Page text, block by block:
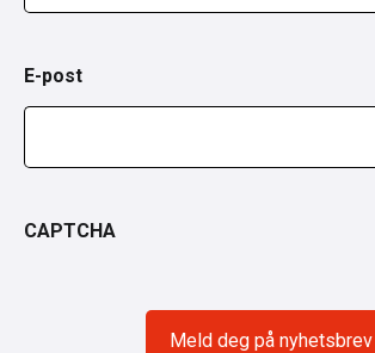
E-post
CAPTCHA